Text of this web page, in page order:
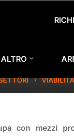
ALTRO
con mezzi